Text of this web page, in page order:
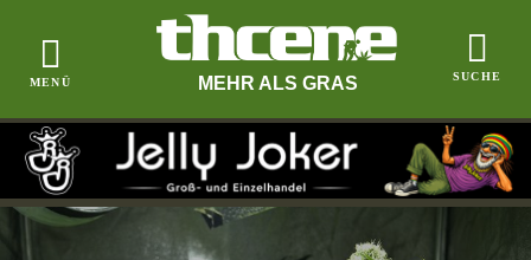
MEHR ALS GRAS